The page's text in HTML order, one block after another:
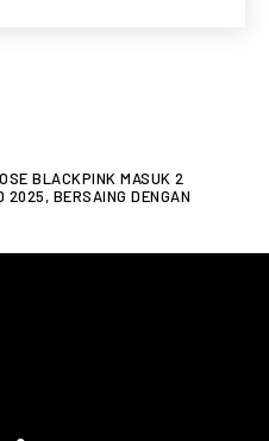
BLACKPINK MASUK 2
2025, BERSAING DENGAN